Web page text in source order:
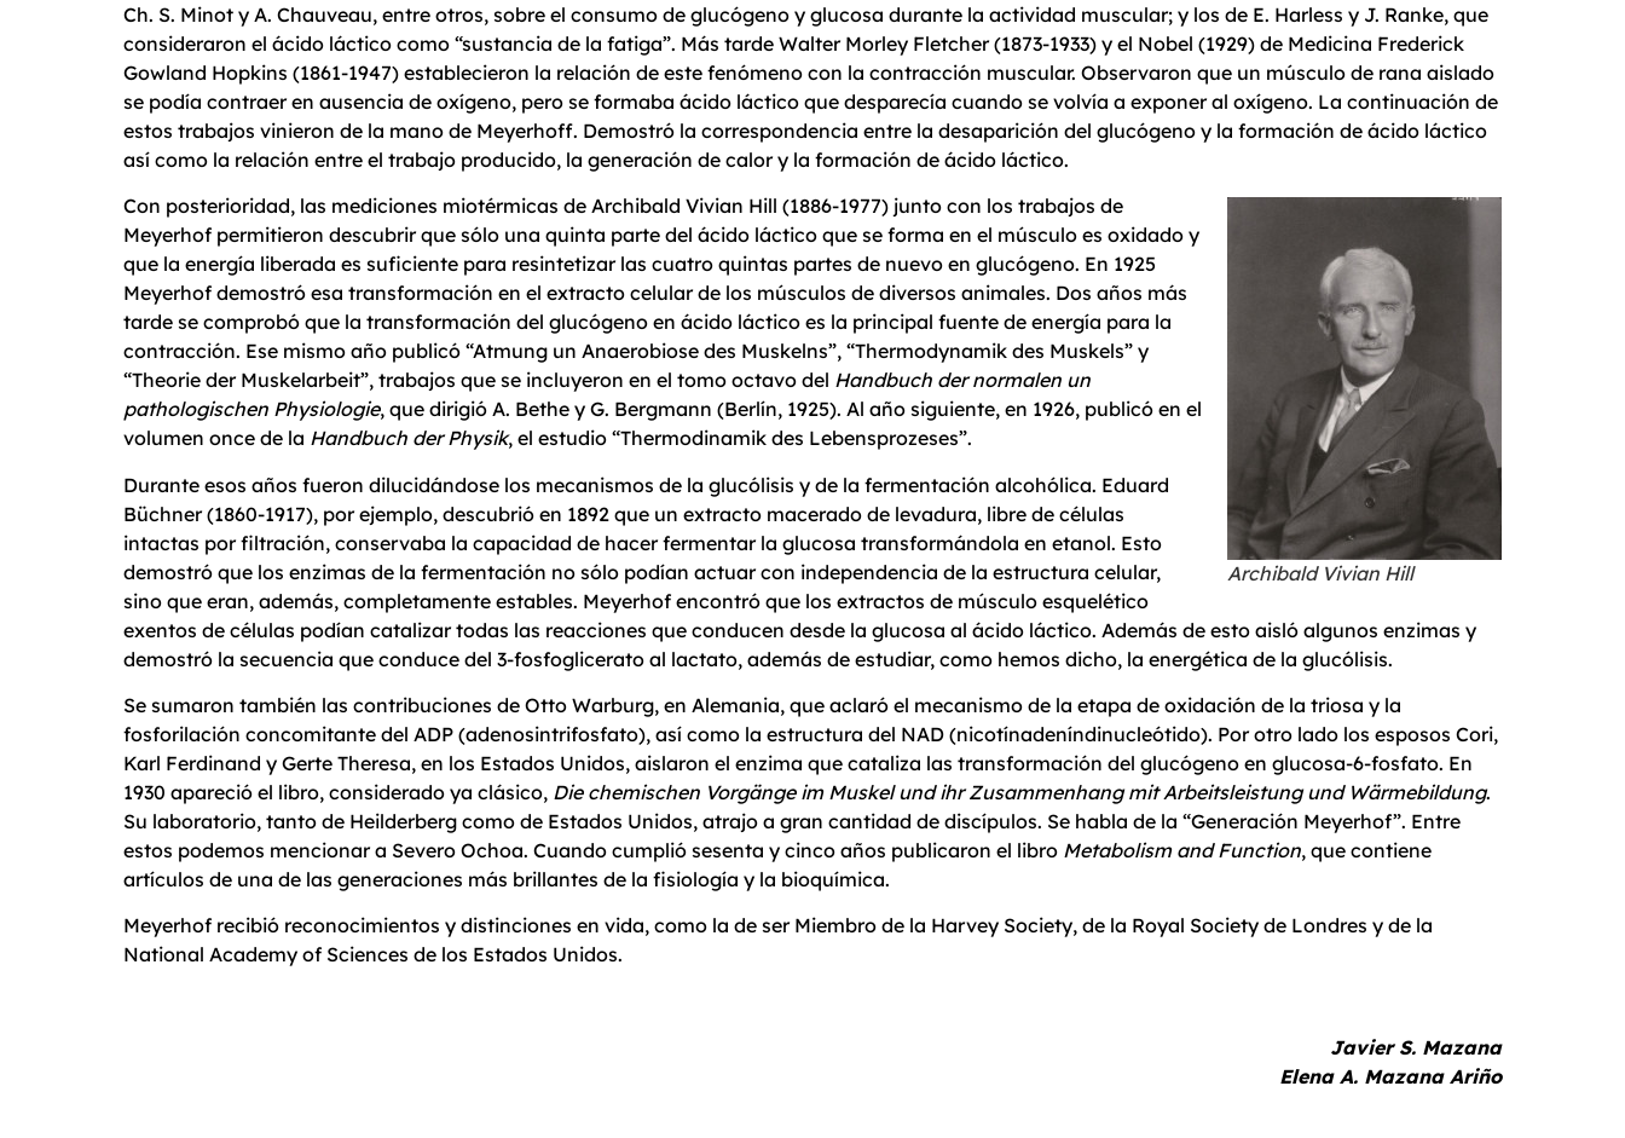
Ch. S. Minot y A. Chauveau, entre otros, sobre el consumo de glucógeno y glucosa durante la actividad muscular; y los de E. Harless y J. Ranke, que
consideraron el ácido láctico como “sustancia de la fatiga”. Más tarde Walter Morley Fletcher (1873-1933) y el Nobel (1929) de Medicina Frederick
Gowland Hopkins (1861-1947) establecieron la relación de este fenómeno con la contracción muscular. Observaron que un músculo de rana aislado
se podía contraer en ausencia de oxígeno, pero se formaba ácido láctico que desparecía cuando se volvía a exponer al oxígeno. La continuación de
estos trabajos vinieron de la mano de Meyerhoff. Demostró la correspondencia entre la desaparición del glucógeno y la formación de ácido láctico
así como la relación entre el trabajo producido, la generación de calor y la formación de ácido láctico.
Archibald Vivian Hill
Con posterioridad, las mediciones miotérmicas de Archibald Vivian Hill (1886-1977) junto con los trabajos de
Meyerhof permitieron descubrir que sólo una quinta parte del ácido láctico que se forma en el músculo es oxidado y
que la energía liberada es suficiente para resintetizar las cuatro quintas partes de nuevo en glucógeno. En 1925
Meyerhof demostró esa transformación en el extracto celular de los músculos de diversos animales. Dos años más
tarde se comprobó que la transformación del glucógeno en ácido láctico es la principal fuente de energía para la
contracción. Ese mismo año publicó “Atmung un Anaerobiose des Muskelns”, “Thermodynamik des Muskels” y
“Theorie der Muskelarbeit”, trabajos que se incluyeron en el tomo octavo del Handbuch der normalen un
pathologischen Physiologie, que dirigió A. Bethe y G. Bergmann (Berlín, 1925). Al año siguiente, en 1926, publicó en el
volumen once de la Handbuch der Physik, el estudio “Thermodinamik des Lebensprozeses”.
Durante esos años fueron dilucidándose los mecanismos de la glucólisis y de la fermentación alcohólica. Eduard
Büchner (1860-1917), por ejemplo, descubrió en 1892 que un extracto macerado de levadura, libre de células
intactas por filtración, conservaba la capacidad de hacer fermentar la glucosa transformándola en etanol. Esto
demostró que los enzimas de la fermentación no sólo podían actuar con independencia de la estructura celular,
sino que eran, además, completamente estables. Meyerhof encontró que los extractos de músculo esquelético
exentos de células podían catalizar todas las reacciones que conducen desde la glucosa al ácido láctico. Además de esto aisló algunos enzimas y
demostró la secuencia que conduce del 3-fosfoglicerato al lactato, además de estudiar, como hemos dicho, la energética de la glucólisis.
Se sumaron también las contribuciones de Otto Warburg, en Alemania, que aclaró el mecanismo de la etapa de oxidación de la triosa y la
fosforilación concomitante del ADP (adenosintrifosfato), así como la estructura del NAD (nicotínadeníndinucleótido). Por otro lado los esposos Cori,
Karl Ferdinand y Gerte Theresa, en los Estados Unidos, aislaron el enzima que cataliza las transformación del glucógeno en glucosa-6-fosfato. En
1930 apareció el libro, considerado ya clásico, Die chemischen Vorgänge im Muskel und ihr Zusammenhang mit Arbeitsleistung und Wärmebildung.
Su laboratorio, tanto de Heilderberg como de Estados Unidos, atrajo a gran cantidad de discípulos. Se habla de la “Generación Meyerhof”. Entre
estos podemos mencionar a Severo Ochoa. Cuando cumplió sesenta y cinco años publicaron el libro Metabolism and Function, que contiene
artículos de una de las generaciones más brillantes de la fisiología y la bioquímica.
Meyerhof recibió reconocimientos y distinciones en vida, como la de ser Miembro de la Harvey Society, de la Royal Society de Londres y de la
National Academy of Sciences de los Estados Unidos.
Javier S. Mazana
Elena A. Mazana Ariño